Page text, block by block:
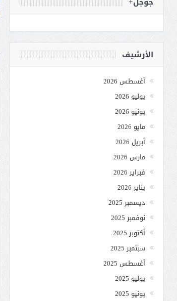
الأرشيف
أغسطس 2026
يوليو 2026
يونيو 2026
مايو 2026
أبريل 2026
مارس 2026
فبراير 2026
يناير 2026
ديسمبر 2025
نوفمبر 2025
أكتوبر 2025
سبتمبر 2025
أغسطس 2025
يوليو 2025
يونيو 2025